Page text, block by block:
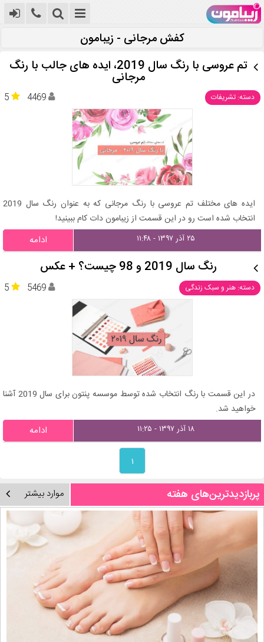
کفش مرجانی - زیبامون
تم عروسی با رنگ سال 2019، ایده های جالب با رنگ
مرجانی
دسته: تشریفات 5 4469
ایده های مختلف تم عروسی با رنگ مرجانی که به عنوان رنگ سال 2019
انتخاب شده است رو در این قسمت از زیبامون دات کام ببینید!
۲۵ آذر ۱۳۹۷ - ۱۱:۴۸ ادامه
رنگ سال 2019 و 98 چیست؟ + عکس
دسته: هنر و سبک زندگی 5 5469
در این قسمت با رنگ انتخاب شده توسط موسسه پنتون برای سال 2019 آشنا
خواهید شد.
۱۸ آذر ۱۳۹۷ - ۱۱:۲۵ ادامه
۱
پربازدیدترین‌های هفته موارد بیشتر